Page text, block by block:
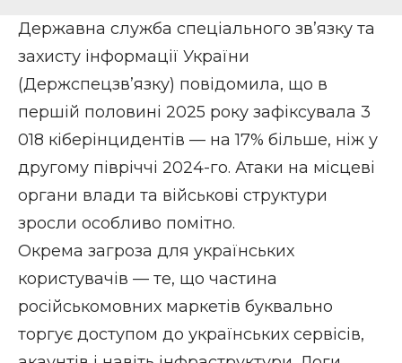
Державна служба спеціального зв’язку та
захисту інформації України
(Держспецзв’язку) повідомила, що в
першій половині 2025 року зафіксувала 3
018 кіберінцидентів — на 17% більше, ніж у
другому півріччі 2024-го. Атаки на місцеві
органи влади та військові структури
зросли особливо помітно.
Окрема загроза для українських
користувачів — те, що частина
російськомовних маркетів буквально
торгує доступом до українських сервісів,